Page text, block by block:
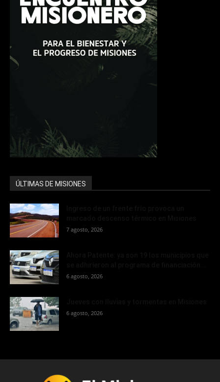
ÚLTIMAS DE MISIONES
7 agosto, 2026
6 agosto, 2026
6 agosto, 2026